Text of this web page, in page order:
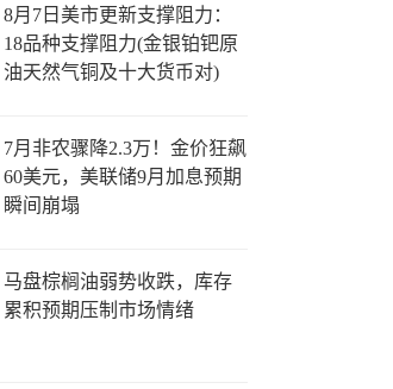
8月7日美市更新支撑阻力：
18品种支撑阻力(金银铂钯原
油天然气铜及十大货币对)
7月非农骤降2.3万！金价狂飙
60美元，美联储9月加息预期
瞬间崩塌
马盘棕榈油弱势收跌，库存
累积预期压制市场情绪